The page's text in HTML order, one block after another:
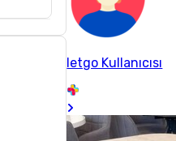
letgo Kullanıcısı